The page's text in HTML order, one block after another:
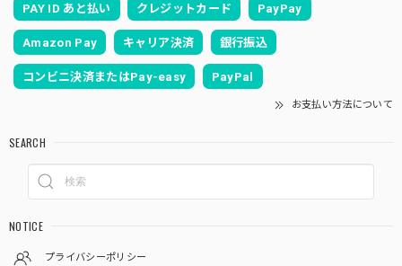
PAY ID あと払い クレジットカード PayPay
Amazon Pay キャリア決済 銀行振込
コンビニ決済またはPay-easy PayPal
お支払い方法について
SEARCH
NOTICE
プライバシーポリシー